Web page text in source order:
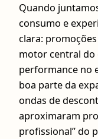
Quando
consumo e
clara:
motor central do
performance no
boa parte da
ondas de
aproximaram
profissional” do